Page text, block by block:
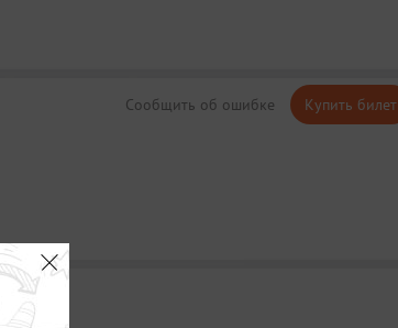
Сообщить об ошибке Купить билет